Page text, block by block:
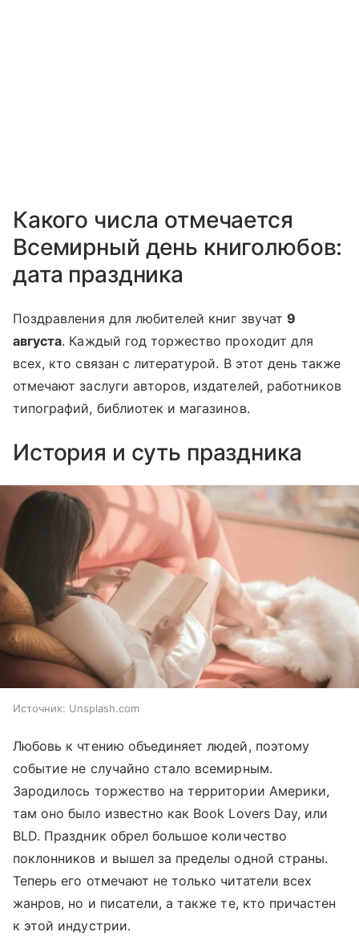
Какого числа отмечается
Всемирный день книголюбов:
дата праздника
Поздравления для любителей книг звучат 9
августа. Каждый год торжество проходит для
всех, кто связан с литературой. В этот день также
отмечают заслуги авторов, издателей, работников
типографий, библиотек и магазинов.
История и суть праздника
Источник: Unsplash.com
Любовь к чтению объединяет людей, поэтому
событие не случайно стало всемирным.
Зародилось торжество на территории Америки,
там оно было известно как Book Lovers Day, или
BLD. Праздник обрел большое количество
поклонников и вышел за пределы одной страны.
Теперь его отмечают не только читатели всех
жанров, но и писатели, а также те, кто причастен
к этой индустрии.